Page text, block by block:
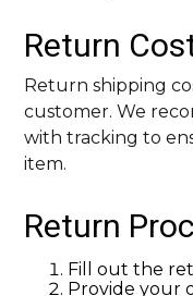
Return
Return shipping
customer. We
with tracking to
item.
Return
Fill out the
Provide your